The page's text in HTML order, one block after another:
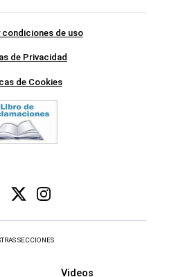
condiciones de uso
de Privacidad
de Cookies
SECCIONES
Videos